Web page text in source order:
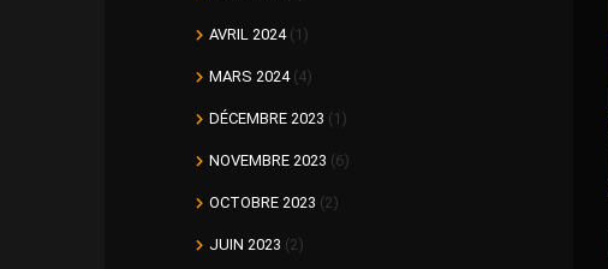
AVRIL 2024(1)
MARS 2024(4)
DÉCEMBRE 2023 (1)
NOVEMBRE 2023 (6)
OCTOBRE 2023 (2)
JUIN 2023 (2)